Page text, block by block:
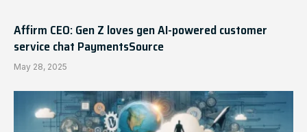
Affirm CEO: Gen Z loves gen AI-powered customer
service chat PaymentsSource
May 28, 2025